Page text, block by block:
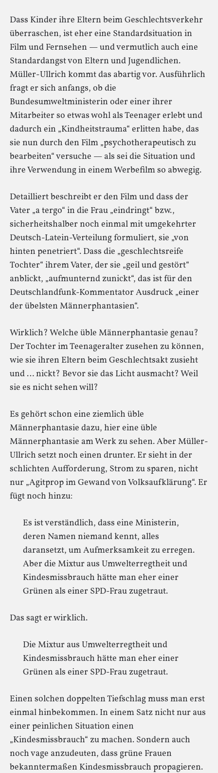
Dass Kinder ihre Eltern beim Geschlechtsverkehr
überraschen, ist eher eine Standardsituation in
Film und Fernsehen — und vermutlich auch eine
Standardangst von Eltern und Jugendlichen.
Müller-Ullrich kommt das abartig vor. Ausführlich
fragt er sich anfangs, ob die
Bundesumweltministerin oder einer ihrer
Mitarbeiter so etwas wohl als Teenager erlebt und
dadurch ein „Kindheitstrauma“ erlitten habe, das
sie nun durch den Film „psychotherapeutisch zu
bearbeiten“ versuche — als sei die Situation und
ihre Verwendung in einem Werbefilm so abwegig.
Detailliert beschreibt er den Film und dass der
Vater „a tergo“ in die Frau „eindringt“ bzw.,
sicherheitshalber noch einmal mit umgekehrter
Deutsch-Latein-Verteilung formuliert, sie „von
hinten penetriert“. Dass die „geschlechtsreife
Tochter“ ihrem Vater, der sie „geil und gestört“
anblickt, „aufmunternd zunickt“, das ist für den
Deutschlandfunk-Kommentator Ausdruck „einer
der übelsten Männerphantasien“.
Wirklich? Welche üble Männerphantasie genau?
Der Tochter im Teenageralter zusehen zu können,
wie sie ihren Eltern beim Geschlechtsakt zusieht
und … nickt? Bevor sie das Licht ausmacht? Weil
sie es nicht sehen will?
Es gehört schon eine ziemlich üble
Männerphantasie dazu, hier eine üble
Männerphantasie am Werk zu sehen. Aber Müller-
Ullrich setzt noch einen drunter. Er sieht in der
schlichten Aufforderung, Strom zu sparen, nicht
nur „Agitprop im Gewand von Volksaufklärung“. Er
fügt noch hinzu:
Es ist verständlich, dass eine Ministerin,
deren Namen niemand kennt, alles
daransetzt, um Aufmerksamkeit zu erregen.
Aber die Mixtur aus Umwelterregtheit und
Kindesmissbrauch hätte man eher einer
Grünen als einer SPD-Frau zugetraut.
Das sagt er wirklich.
Die Mixtur aus Umwelterregtheit und
Kindesmissbrauch hätte man eher einer
Grünen als einer SPD-Frau zugetraut.
Einen solchen doppelten Tiefschlag muss man erst
einmal hinbekommen. In einem Satz nicht nur aus
einer peinlichen Situation einen
„Kindesmissbrauch“ zu machen. Sondern auch
noch vage anzudeuten, dass grüne Frauen
bekanntermaßen Kindesmissbrauch propagieren.